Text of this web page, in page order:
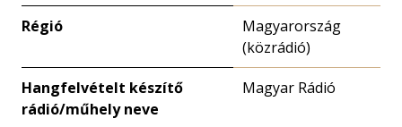
Régió
Magyarország
(közrádió)
Hangfelvételt készítő
rádió/műhely neve
Magyar Rádió